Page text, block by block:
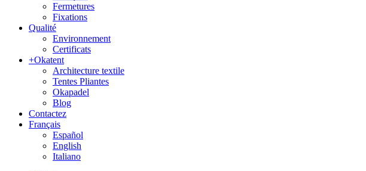
Fermetures
Fixations
Qualité
Environnement
Certificats
+Okatent
Architecture textile
Tentes Pliantes
Okapadel
Blog
Contactez
Français
Español
English
Italiano